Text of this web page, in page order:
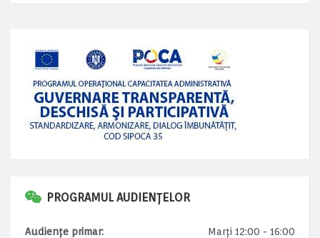
PROGRAMUL AUDIENȚELOR
Audiențe primar:
Marți 12:00 - 16:00